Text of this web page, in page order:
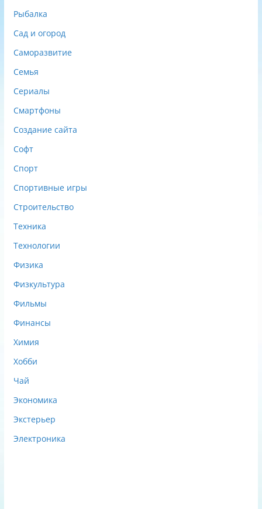
Рыбалка
Сад и огород
Саморазвитие
Семья
Сериалы
Смартфоны
Создание сайта
Софт
Спорт
Спортивные игры
Строительство
Техника
Технологии
Физика
Физкультура
Фильмы
Финансы
Химия
Хобби
Чай
Экономика
Экстерьер
Электроника